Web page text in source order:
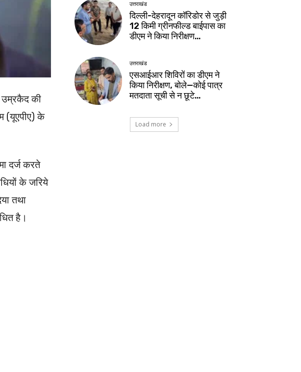
उम्रकैद की
(यूएपीए) के
दर्ज करते
के जरिये
तथा
है।
उत्तराखंड
दिल्ली-देहरादून कॉरिडोर से जुड़ी
12 किमी ग्रीनफील्ड बाईपास का
डीएम ने किया निरीक्षण…
उत्तराखंड
एसआईआर शिविरों का डीएम ने
किया निरीक्षण, बोले—कोई पात्र
मतदाता सूची से न छूटे…
Load more